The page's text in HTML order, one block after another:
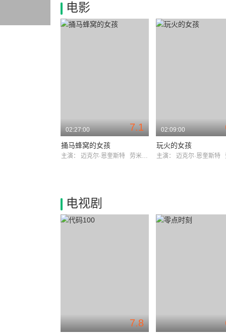
电影
7.1
02:27:00
捅马蜂窝的女孩
主演： 迈克尔·恩奎斯特 劳米·拉佩斯
02:09:00
玩火的女孩
主演： 迈克尔·恩奎斯特
电视剧
7.8